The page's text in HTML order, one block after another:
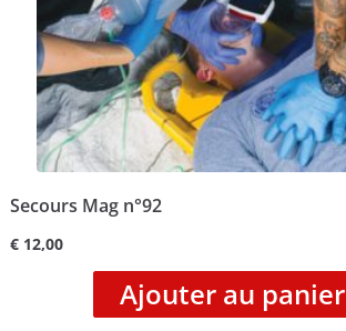
Secours Mag n°92
€12,00
Ajouter au panier